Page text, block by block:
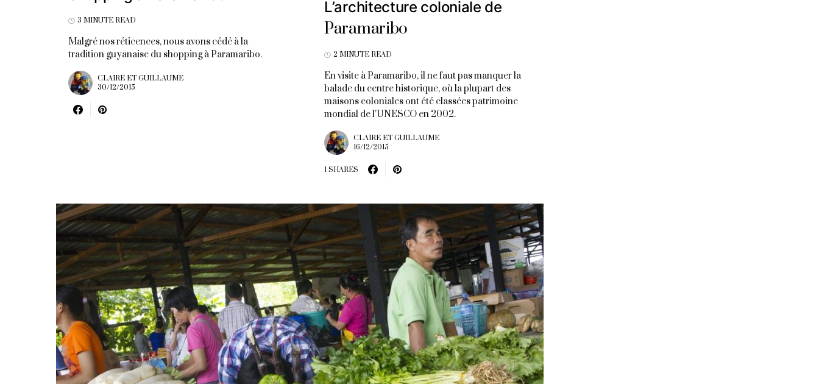
3 MINUTE READ
Malgré nos réticences, nous avons cédé à la
tradition guyanaise du shopping à Paramaribo.
CLAIRE ET GUILLAUME
30/12/2015
L’architecture coloniale de
Paramaribo
2 MINUTE READ
En visite à Paramaribo, il ne faut pas manquer la
balade du centre historique, où la plupart des
maisons coloniales ont été classées patrimoine
mondial de l'UNESCO en 2002.
CLAIRE ET GUILLAUME
16/12/2015
1 SHARES